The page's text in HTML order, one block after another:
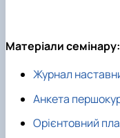
Матеріали семінару:
Журнал
Анкета
Орієнтовний